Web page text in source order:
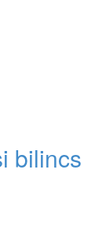
bilincs